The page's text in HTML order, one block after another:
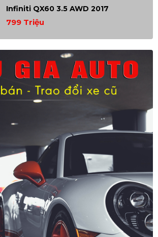
Infiniti QX60 3.5 AWD 2017
799 Triệu